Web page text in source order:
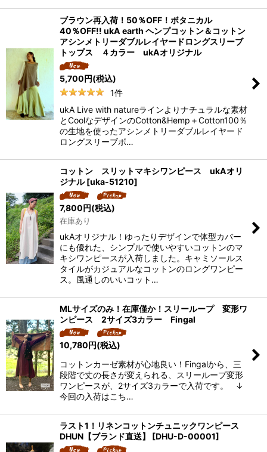
ブラウン再入荷！50％OFF！ボタニカル
40％OFF!! ukA earth ヘンプコットン＆コットン
アシンメトリーダブルレイヤードロングスリーブ
トップス ４カラー ukAオリジナル
5,700円(税込)
1件
ukA Live with natureラインよりナチュラルな素材
とCoolなデザインのCotton&Hemp＋Cotton100％
の生地を使ったアシンメトリーダブルレイヤード
ロングスリーブボ…
コットン スリットマキシワンピース ukAオリ
ジナル [uka-51210]
7,800円(税込)
在庫あり
ukAオリジナル！ゆったりデザインで体型カバー
にも優れた、シンプルで使いやすいコットンのマ
キシワンピースが入荷しました。キャミソールス
タイルがカジュアルなコットンのロングワンピー
ス。風通しのいいコット…
MLサイズのみ！在庫僅か！スリーループ 変形ワ
ンピース 2サイズ3カラー Fingal
10,780円(税込)
コットンカーゼ素材が心地良い！Fingalから、三
段階で丈の長さが変えられる、スリーループ変形
ワンピースが、2サイズ3カラーで入荷です。 ↓
今回の入荷はこち…
ラスト1！リネンコットンチュニックワンピース
DHUN【ブランド直送】
[DHU-D-00001]